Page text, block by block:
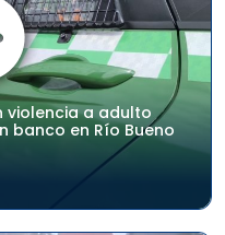
violencia a adulto
banco en Río Bueno